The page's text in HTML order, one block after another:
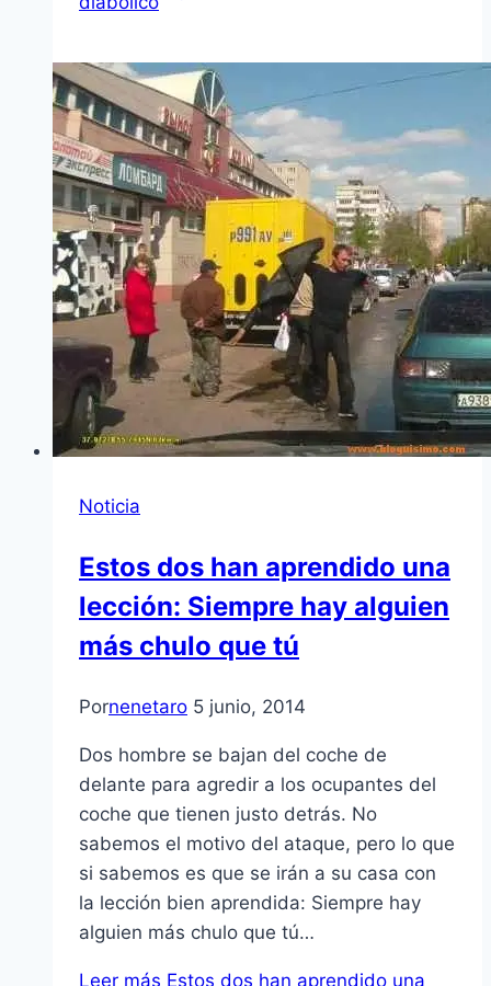
Noticia
Estos dos han aprendido una
lección: Siempre hay alguien
más chulo que tú
Pornenetaro 5 junio, 2014
Dos hombre se bajan del coche de
delante para agredir a los ocupantes del
coche que tienen justo detrás. No
sabemos el motivo del ataque, pero lo que
si sabemos es que se irán a su casa con
la lección bien aprendida: Siempre hay
alguien más chulo que tú…
Leer más Estos dos han aprendido una